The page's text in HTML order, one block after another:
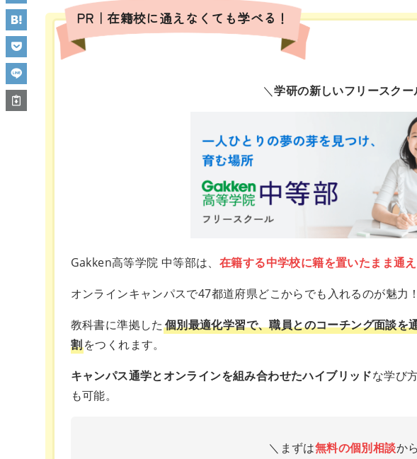
PR｜在籍校に通えなくても学べる！
＼学研の新しいフリースクー
Gakken高等学院 中等部は、 在籍する中学校に籍を置いたまま通
オンラインキャンパスで47都道府県どこからでも入れるのが魅力！
教科書に準拠した 個別最適化学習で、職員とのコーチング面談を
割をつくれます。
キャンパス通学とオンラインを組み合わせたハイブリッドな学び
も可能。
＼まずは無料の個別相談か